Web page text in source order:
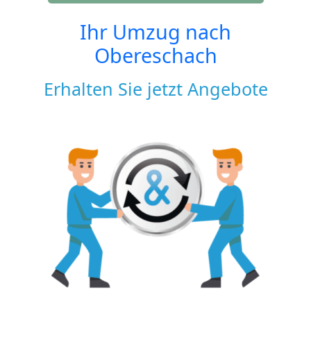
Ihr Umzug nach
Obereschach
Erhalten Sie jetzt Angebote